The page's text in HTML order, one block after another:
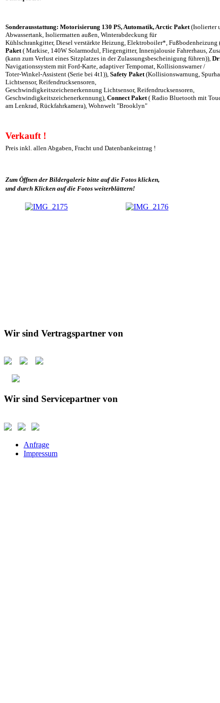
Sonderausstattung: Motorisierung 130 PS, Automatik, Arctic Paket (Isolierter
Abwassertank, Isoliermatten außen, Winterabdeckung für
Kühlschrankgitter, Diesel verstärkte Heizung, Elektroboiler*, Fußbodenheizung
Paket ( Markise, 140W Solarmodul, Fliegengitter, Innenjalousie Fahrerhaus,
(kann zum Verlust eines Sitzplatzes in der Zulassungsbescheinigung führen)),
Navigationssystem mit Ford-Karte, adaptiver Tempomat, Kollisionswarner /
Toter-Winkel-Assistent (Serie bei 4t1)), Safety Paket (Kollisionswarnung,
Lichtsensor, Reifendrucksensoren,
Geschwindigkeitszeichenerkennung Lichtsensor, Reifendrucksensoren,
Geschwindigkeitszeichenerkennung), Connect Paket ( Radio Bluetooth mit
am Lenkrad, Rückfahrkamera), Wohnwelt "Brooklyn"
Verkauft !
Preis inkl. allen Abgaben, Fracht und Datenbankeintrag !
Zum Öffnen der Bildergalerie bitte auf die Fotos klicken,
und durch Klicken auf die Fotos weiterblättern!
Wir sind Vertragspartner von
Wir sind Servicepartner von
Anfrage
Impressum